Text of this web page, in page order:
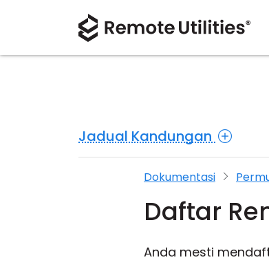
Jadual Kandungan
Dokumentasi
Daftar
Anda mesti